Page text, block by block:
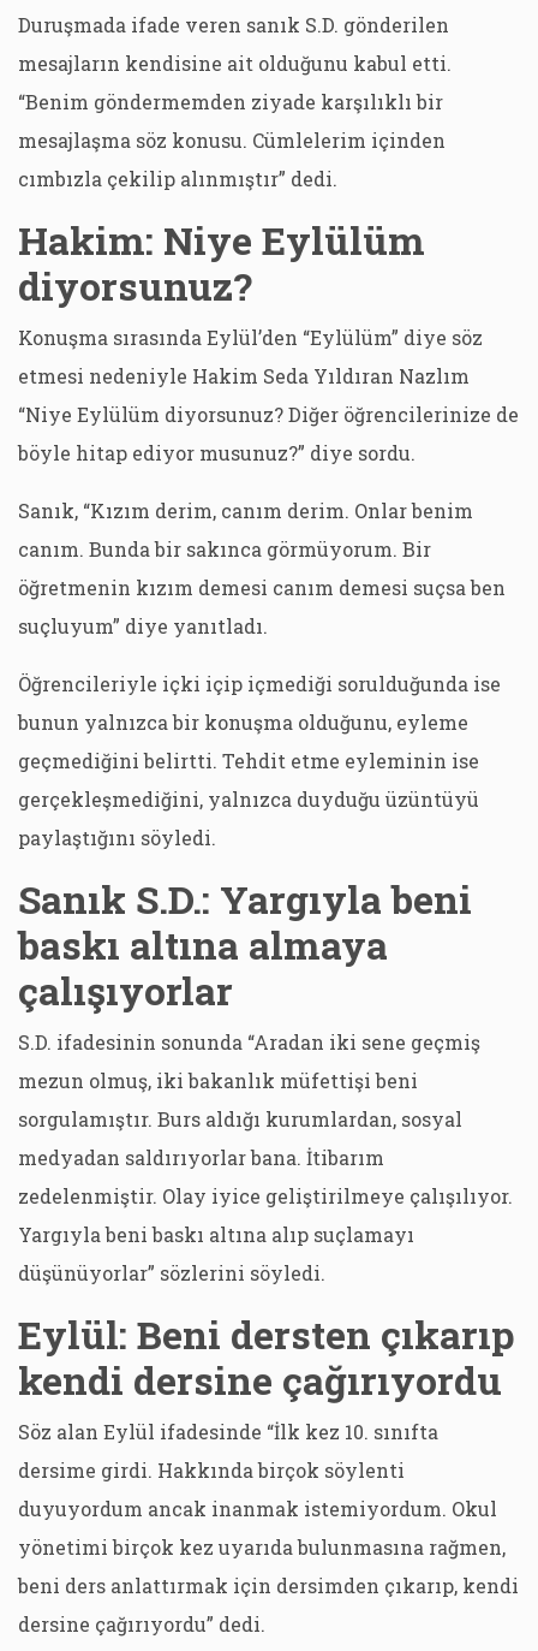
Duruşmada ifade veren sanık S.D. gönderilen
mesajların kendisine ait olduğunu kabul etti.
“Benim göndermemden ziyade karşılıklı bir
mesajlaşma söz konusu. Cümlelerim içinden
cımbızla çekilip alınmıştır” dedi.
Hakim: Niye Eylülüm
diyorsunuz?
Konuşma sırasında Eylül’den “Eylülüm” diye söz
etmesi nedeniyle Hakim Seda Yıldıran Nazlım
“Niye Eylülüm diyorsunuz? Diğer öğrencilerinize de
böyle hitap ediyor musunuz?” diye sordu.
Sanık, “Kızım derim, canım derim. Onlar benim
canım. Bunda bir sakınca görmüyorum. Bir
öğretmenin kızım demesi canım demesi suçsa ben
suçluyum” diye yanıtladı.
Öğrencileriyle içki içip içmediği sorulduğunda ise
bunun yalnızca bir konuşma olduğunu, eyleme
geçmediğini belirtti. Tehdit etme eyleminin ise
gerçekleşmediğini, yalnızca duyduğu üzüntüyü
paylaştığını söyledi.
Sanık S.D.: Yargıyla beni
baskı altına almaya
çalışıyorlar
S.D. ifadesinin sonunda “Aradan iki sene geçmiş
mezun olmuş, iki bakanlık müfettişi beni
sorgulamıştır. Burs aldığı kurumlardan, sosyal
medyadan saldırıyorlar bana. İtibarım
zedelenmiştir. Olay iyice geliştirilmeye çalışılıyor.
Yargıyla beni baskı altına alıp suçlamayı
düşünüyorlar” sözlerini söyledi.
Eylül: Beni dersten çıkarıp
kendi dersine çağırıyordu
Söz alan Eylül ifadesinde “İlk kez 10. sınıfta
dersime girdi. Hakkında birçok söylenti
duyuyordum ancak inanmak istemiyordum. Okul
yönetimi birçok kez uyarıda bulunmasına rağmen,
beni ders anlattırmak için dersimden çıkarıp, kendi
dersine çağırıyordu” dedi.